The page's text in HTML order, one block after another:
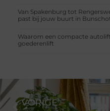
Van Spakenburg tot
past bij jouw buurt in
Waarom een compacte
goederenlift
VORIGE